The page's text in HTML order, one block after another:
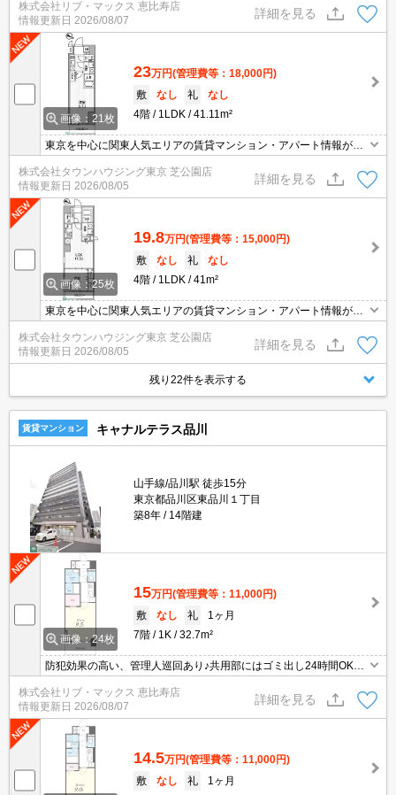
ど豊富な物件からご紹介いたします。お気軽にお問い合わせくださ
い☆
株式会社リブ・マックス 恵比寿店
情報更新日 2026/08/07
詳細を見る
画像：21枚
23万円(管理費等：18,000円)
敷
なし 礼
なし
4階
1LDK 41.11m²
東京を中心に関東人気エリアの賃貸マンション・アパート情報が豊
富！創業46年 直営140店舗以上の 独自のネットワークで最適なマン
ション・アパートをお探しします！
株式会社タウンハウジング東京 芝公園店
情報更新日 2026/08/05
詳細を見る
画像：25枚
19.8万円(管理費等：15,000円)
敷
なし 礼
なし
4階
1LDK 41m²
東京を中心に関東人気エリアの賃貸マンション・アパート情報が豊
富！創業46年 直営140店舗以上の 独自のネットワークで最適なマン
ション・アパートをお探しします！
株式会社タウンハウジング東京 芝公園店
情報更新日 2026/08/05
詳細を見る
残り22件を表示する
賃貸マンション キャナルテラス品川
山手線/品川駅 徒歩15分
東京都品川区東品川１丁目
築8年
14階建
画像：24枚
15万円(管理費等：11,000円)
敷
なし 礼
1ヶ月
7階
1K 32.7m²
防犯効果の高い、管理人巡回あり♪共用部にはゴミ出し24時間OK・
宅配ボックスなどが揃っております♪セキュリティ面は、オートロッ
ク・TVインターホンなどを設置しているので安全面でも優れており
ます♪室内設備は洗面所独立・浴室乾燥機など充実した設備を備え付
けています♪駅まで徒歩15分に立地する物件です(^^)
株式会社リブ・マックス 恵比寿店
情報更新日 2026/08/07
詳細を見る
14.5万円(管理費等：11,000円)
敷
なし 礼
1ヶ月